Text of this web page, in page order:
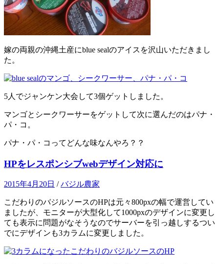
嫁の両親の沖縄土産にblue sealのアイスを沢山いただきまし
た。
5人でジャンケン大会して3個ゲットしました。
マンゴとシークワーサーをゲットして次に選んだのはパナ・
パ・コ。
パナ・パ・コってどんな味なんやろ？？
HPをレスポンシブwebデザイン対応に
2015年4月20日 /バジル農家
こだわりのバジルソースのHPは元々800pxの幅で運営してい
ましたが、モニターが大型化して1000pxのデザインに変更し
ても表示に問題がなそうなのでサーバーを引っ越しするつい
でにデザインも3カラムに変更しました。